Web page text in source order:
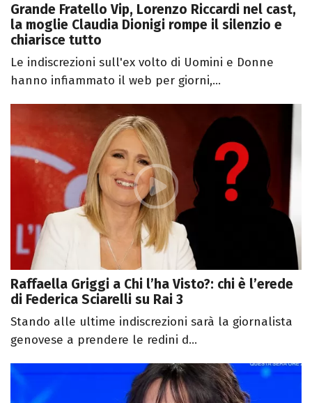
Grande Fratello Vip, Lorenzo Riccardi nel cast,
la moglie Claudia Dionigi rompe il silenzio e
chiarisce tutto
Le indiscrezioni sull'ex volto di Uomini e Donne
hanno infiammato il web per giorni,...
Raffaella Griggi a Chi l’ha Visto?: chi è l’erede
di Federica Sciarelli su Rai 3
Stando alle ultime indiscrezioni sarà la giornalista
genovese a prendere le redini d...